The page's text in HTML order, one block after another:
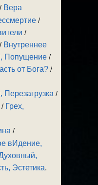
/ Вера
/
/
/ Внутреннее
Попущение /
от Бога? /
Перезагрузка /
/ Грех,
/
вИдение,
Эстетика.